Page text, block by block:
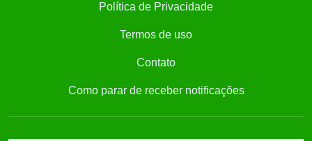
Política de Privacidade
Termos de uso
Contato
Como parar de receber notificações